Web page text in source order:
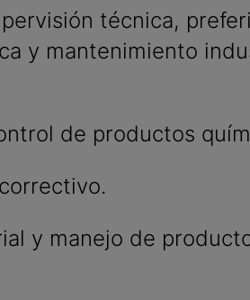
técnica,
y mantenimiento
de productos
y manejo de